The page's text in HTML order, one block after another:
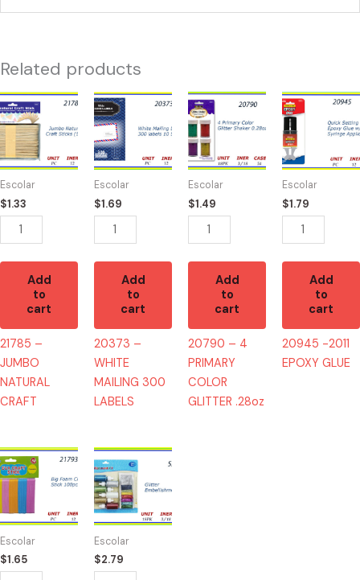
Related products
Escolar
$1.33
21785
-
JUMBO
NATURAL
CRAFT
quantity
Add
to
cart
21785 –
JUMBO
NATURAL
CRAFT
Escolar
$1.69
20373
-
WHITE
MAILING
300
LABELS
quantity
Add
to
cart
20373 –
WHITE
MAILING 300
LABELS
Escolar
$1.49
20790
-
4
PRIMARY
COLOR
GLITTER
.28oz
quantity
Add
to
cart
20790 – 4
PRIMARY
COLOR
GLITTER .28oz
Escolar
$1.79
20945
-2011
EPOXY
GLUE
quantity
Add
to
cart
20945 -2011
EPOXY GLUE
Escolar
$1.65
21793
-
FOAM
CRAFT
100
PC
quantity
Escolar
$2.79
52308
-
GLITTER
EMBELLISHMENT
quantity